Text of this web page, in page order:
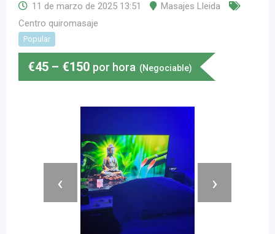
11 de marzo de 2025 13:51
Masajes Lleida
Centro quiromasaje
Popular
€45 – €150 por hora (Negociable)
‹ ›